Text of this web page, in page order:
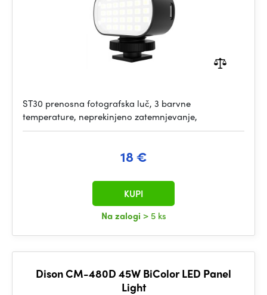
ST30 prenosna fotografska luč, 3 barvne
temperature, neprekinjeno zatemnjevanje,
18 €
Na zalogi > 5 ks
KUPI
Dison CM-480D 45W BiColor LED Panel
Light